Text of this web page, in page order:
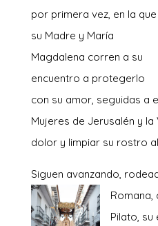
por primera vez, en la que
su Madre y María
Magdalena corren a su
encuentro a protegerlo
con su amor, seguidas a
Mujeres de Jerusalén y
dolor y limpiar su rostro
Siguen avanzando,
Romana,
Pilato, su